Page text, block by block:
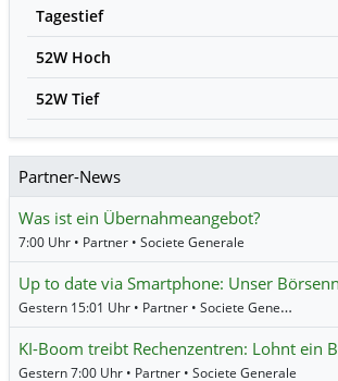
Tagestief
52W Hoch
52W Tief
Partner-News
Was ist ein Übernahmeangebot?
7:00 Uhr • Partner • Societe Generale
Up to date via Smartphone: Unser
Gestern 15:01 Uhr • Partner • Societe Generale
KI-Boom treibt Rechenzentren: Lohnt ein
Gestern 7:00 Uhr • Partner • Societe Generale